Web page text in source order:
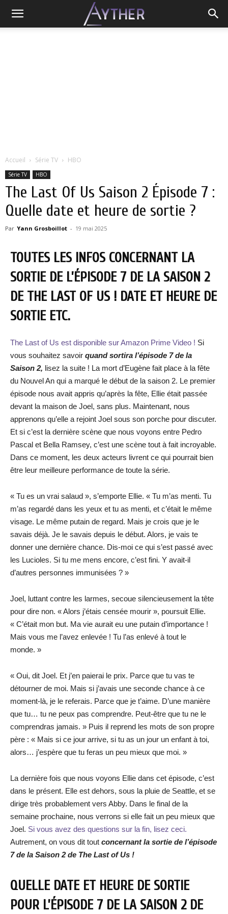
Accueil Série TV HBO
Série TV HBO
The Last Of Us Saison 2 Épisode 7 :
Quelle date et heure de sortie ?
Par Yann Grosboillot - 19 mai 2025
TOUTES LES INFOS CONCERNANT LA
SORTIE DE L’ÉPISODE 7 DE LA SAISON 2
DE THE LAST OF US ! DATE ET HEURE DE
SORTIE ETC.
The Last of Us est disponible sur Amazon Prime Video ! Si
vous souhaitez savoir quand sortira l’épisode 7 de la
Saison 2, lisez la suite ! La mort d’Eugène fait place à la fête
du Nouvel An qui a marqué le début de la saison 2. Le premier
épisode nous avait appris qu’après la fête, Ellie était passée
devant la maison de Joel, sans plus. Maintenant, nous
apprenons qu’elle a rejoint Joel sous son porche pour discuter.
Et si c’est la dernière scène que nous voyons entre Pedro
Pascal et Bella Ramsey, c’est une scène tout à fait incroyable.
Dans ce moment, les deux acteurs livrent ce qui pourrait bien
être leur meilleure performance de toute la série.
« Tu es un vrai salaud », s’emporte Ellie. « Tu m’as menti. Tu
m’as regardé dans les yeux et tu as menti, et c’était le même
visage. Le même putain de regard. Mais je crois que je le
savais déjà. Je le savais depuis le début. Alors, je vais te
donner une dernière chance. Dis-moi ce qui s’est passé avec
les Lucioles. Si tu me mens encore, c’est fini. Y avait-il
d’autres personnes immunisées ? »
Joel, luttant contre les larmes, secoue silencieusement la tête
pour dire non. « Alors j’étais censée mourir », poursuit Ellie.
« C’était mon but. Ma vie aurait eu une putain d’importance !
Mais vous me l’avez enlevée ! Tu l’as enlevé à tout le
monde. »
« Oui, dit Joel. Et j’en paierai le prix. Parce que tu vas te
détourner de moi. Mais si j’avais une seconde chance à ce
moment-là, je le referais. Parce que je t’aime. D’une manière
que tu… tu ne peux pas comprendre. Peut-être que tu ne le
comprendras jamais. » Puis il reprend les mots de son propre
père : « Mais si ce jour arrive, si tu as un jour un enfant à toi,
alors… j’espère que tu feras un peu mieux que moi. »
La dernière fois que nous voyons Ellie dans cet épisode, c’est
dans le présent. Elle est dehors, sous la pluie de Seattle, et se
dirige très probablement vers Abby. Dans le final de la
semaine prochaine, nous verrons si elle fait un peu mieux que
Joel. Si vous avez des questions sur la fin, lisez ceci.
Autrement, on vous dit tout concernant la sortie de l’épisode
7 de la Saison 2 de The Last of Us !
QUELLE DATE ET HEURE DE SORTIE
POUR L’ÉPISODE 7 DE LA SAISON 2 DE